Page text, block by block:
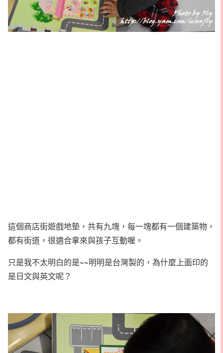
這個商店街遊戲地墊，共有九塊，每一塊都有一個建築物，
都有街道，很適合拿來與孩子互動喔。
只是我不太明白的是~~明明是台灣製的，為什麼上面印的
是日文與英文呢？